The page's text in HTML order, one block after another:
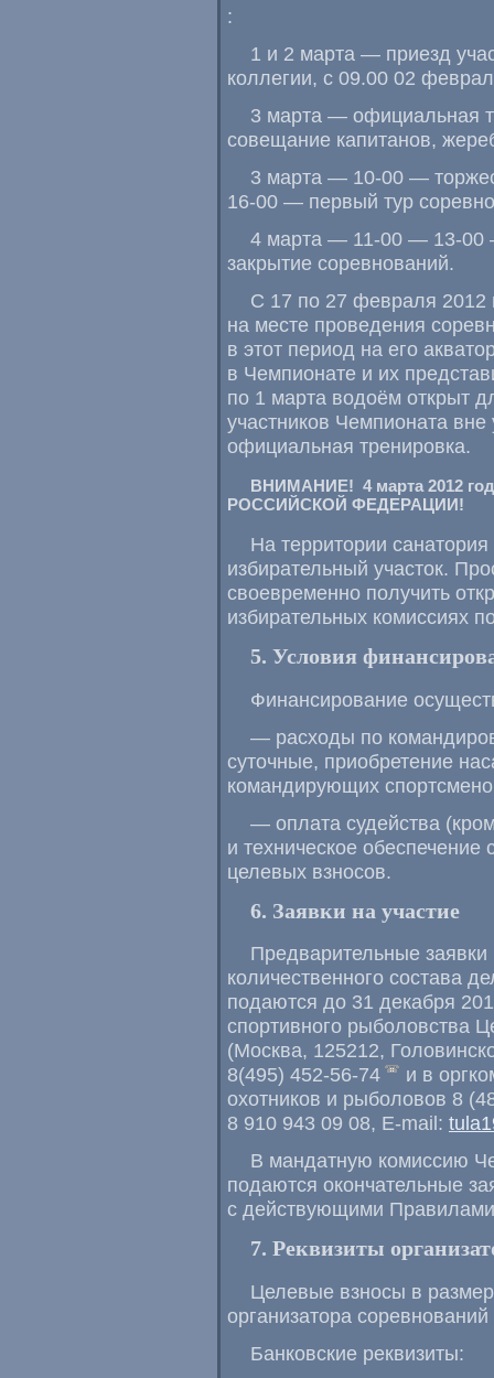
:
1 и 2 марта — приезд
коллегии, с 09.00 02
3 марта — официальная
совещание капитанов,
3 марта — 10-00 —
16-00 — первый тур
4 марта — 11-00 — 13-
закрытие соревнований.
С 17 по 27 февраля 2012
на месте проведения
в этот период на его
в Чемпионате и их
по 1 марта водоём открыт
участников Чемпионата
официальная тренировка.
ВНИМАНИЕ! 4 марта 2012
РОССИЙСКОЙ ФЕДЕРАЦИИ!
На территории
избирательный участок.
своевременно получить
избирательных комиссиях
5. Условия
Финансирование
— расходы по
суточные, приобретение
командирующих
— оплата судейства
и техническое обеспечение
целевых взносов.
6. Заявки на участие
Предварительные заявки
количественного состава
подаются до 31 декабря
спортивного рыболовства
(Москва, 125212,
8(495) 452-56-74
и в
охотников и рыболовов 8
8 910 943 09 08, E-mail:
В мандатную комиссию
подаются окончательные
с действующими
7. Реквизиты о
Целевые взносы в
организатора
Банковские реквизиты: